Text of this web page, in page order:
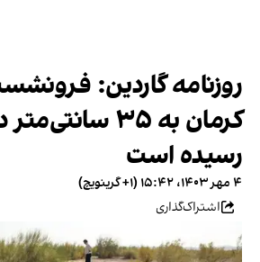
روزنامه گاردین:
کرمان به ۳۵
رسیده است
۴ مهر ۱۴۰۳، ۱۵:۴۲ (‎+۱ گرینویچ)
اشتراک‌گذاری